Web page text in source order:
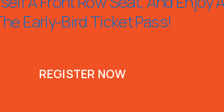
Early-Bird Ticket Pass!
REGISTER NOW